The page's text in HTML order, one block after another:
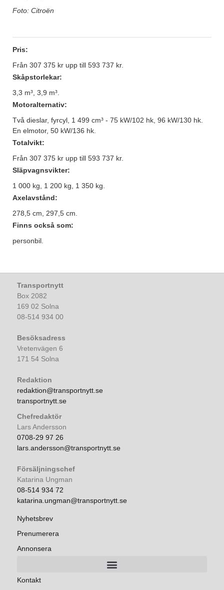
Foto: Citroën
Pris:
Från 307 375 kr upp till 593 737 kr.
Skåpstorlekar:
3,3 m³, 3,9 m³.
Motoralternativ:
Två dieslar, fyrcyl, 1 499 cm³ - 75 kW/102 hk, 96 kW/130 hk.
En elmotor, 50 kW/136 hk.
Totalvikt:
Från 307 375 kr upp till 593 737 kr.
Släpvagnsvikter:
1 000 kg, 1 200 kg, 1 350 kg.
Axelavstånd:
278,5 cm, 297,5 cm.
Finns också som:
personbil.
Transportnytt
Box 2082
169 02 Solna
08-514 934 00
Besöksadress
Vretenvägen 6
171 54 Solna
Redaktion
redaktion@transportnytt.se
transportnytt.se
Chefredaktör
Lars Andersson
0708-29 97 26
lars.andersson@transportnytt.se
Försäljningschef
Katarina Ungman
08-514 934 72
katarina.ungman@transportnytt.se
Nyhetsbrev
Prenumerera
Annonsera
Kontakt